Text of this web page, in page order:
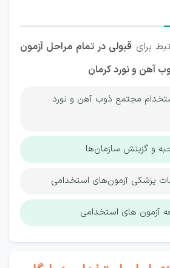
برای قبولی در تمام مراحل آزمون
آهن و نورد کرمان
مجتمع ذوب آهن و نورد
و گزینش سازمان‌ها
پزشکی آزمون‌های استخدامی
آزمون های استخدامی